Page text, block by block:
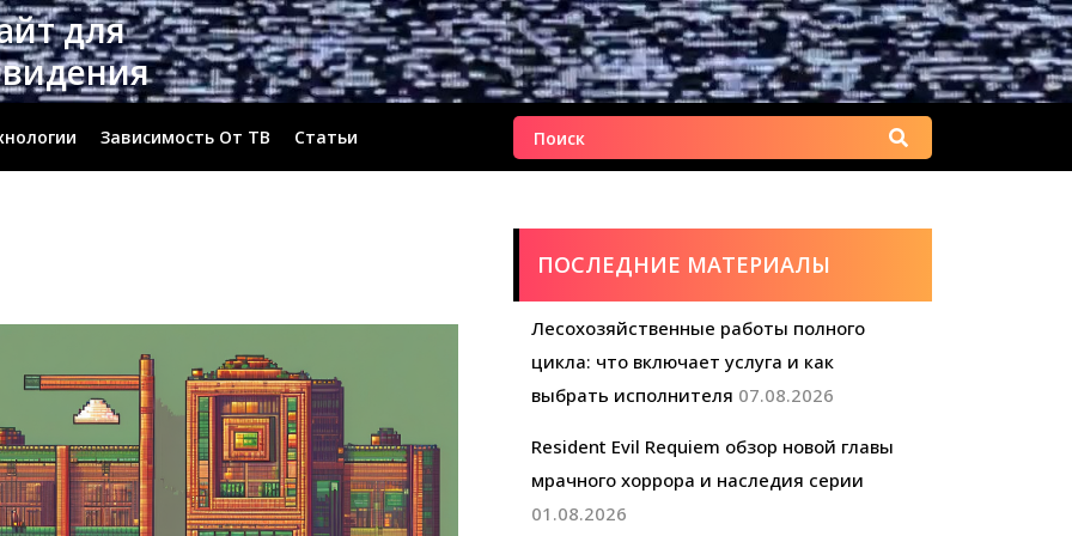
для
Зависимость От ТВ Статьи Найти:
ПОСЛЕДНИЕ МАТЕРИАЛЫ
Лесохозяйственные работы полного
цикла: что включает услуга и как
выбрать исполнителя 07.08.2026
Resident Evil Requiem обзор новой главы
мрачного хоррора и наследия серии
01.08.2026